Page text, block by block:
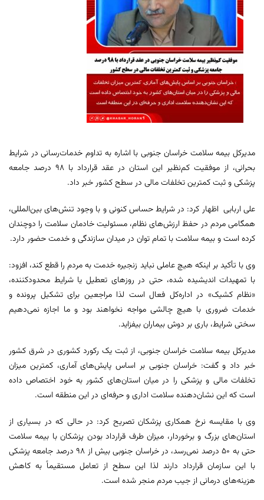
مدیرکل بیمه سلامت خراسان جنوبی با اشاره به تداوم خدمات‌رسانی در شرایط
بحرانی، از موفقیت کم‌نظیر این استان در عقد قرارداد با ۹۸ درصد جامعه
پزشکی و ثبت کمترین تخلفات مالی در سطح کشور خبر داد.
علی اربابی اظهار کرد: در شرایط حساس کنونی و با وجود تنش‌های بین‌المللی،
همگامی مردم در حفظ ارزش‌های نظام، مسئولیت خادمان سلامت را دوچندان
کرده است و بیمه سلامت با تمام توان در میدان سازندگی و خدمت حضور دارد.
وی با تأکید بر اینکه هیچ عاملی نباید زنجیره خدمت به مردم را قطع کند، افزود:
با تمهیدات اندیشیده شده، حتی در روزهای تعطیل یا شرایط محدودکننده،
«نظام کشیک» در اداره‌کل فعال است لذا مراجعین برای تشکیل پرونده و
خدمات ضروری با هیچ چالشی مواجه نخواهند بود و ما اجازه نمی‌دهیم
سختی شرایط، باری بر دوش بیماران بیفزاید.
مدیرکل بیمه سلامت خراسان جنوبی، از ثبت یک رکورد کشوری در شرق کشور
خبر داد و گفت: خراسان جنوبی بر اساس پایش‌های آماری، کمترین میزان
تخلفات مالی و پزشکی را در میان استان‌های کشور به خود اختصاص داده
است که این نشان‌دهنده سلامت اداری و حرفه‌ای در این منطقه است.
وی با مقایسه نرخ همکاری پزشکان تصریح کرد: در حالی که در بسیاری از
استان‌های بزرگ و برخوردار، میزان طرف قرارداد بودن پزشکان با بیمه سلامت
حتی به ۵۰ درصد نمی‌رسد، در خراسان جنوبی بیش از ۹۸ درصد جامعه پزشکی
با این سازمان قرارداد دارند لذا این سطح از تعامل مستقیماً به کاهش
هزینه‌های درمانی از جیب مردم منجر شده است.